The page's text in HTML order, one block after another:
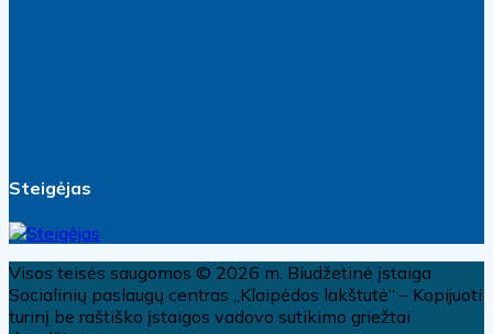
Steigėjas
Visos teisės saugomos © 2026 m. Biudžetinė įstaiga
Socialinių paslaugų centras „Klaipėdos lakštutė“ – Kopijuoti
turinį be raštiško įstaigos vadovo sutikimo griežtai